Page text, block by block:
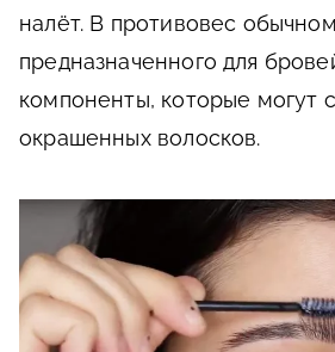
налёт. В противовес
предназначенного для
компоненты, которые могут
окрашенных волосков.